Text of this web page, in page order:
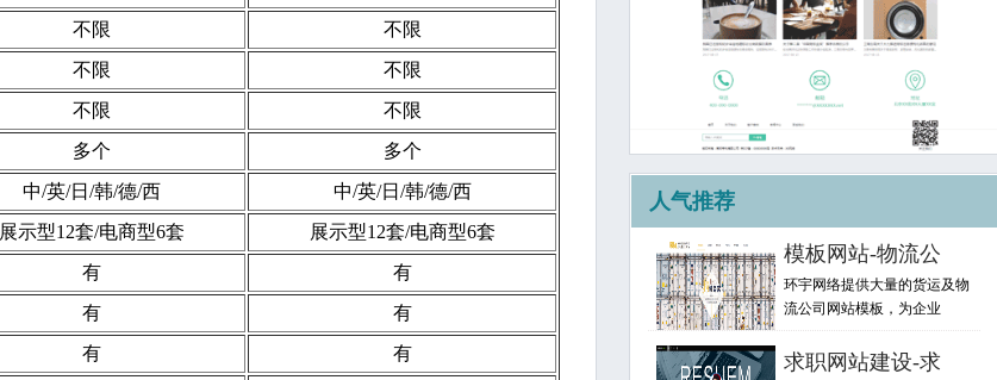
不限
不限
不限
不限
不限
不限
多个 多个
中/英/日/韩/德/西
中/英/日/韩/德/西
展示型12套/电商型6套
展示型12套/电商型6套
有
有
有
有
有
有
人气推荐
模板网站-物流公
环宇网络提供大量的货运及物
流公司网站模板，为企业
求职网站建设-求